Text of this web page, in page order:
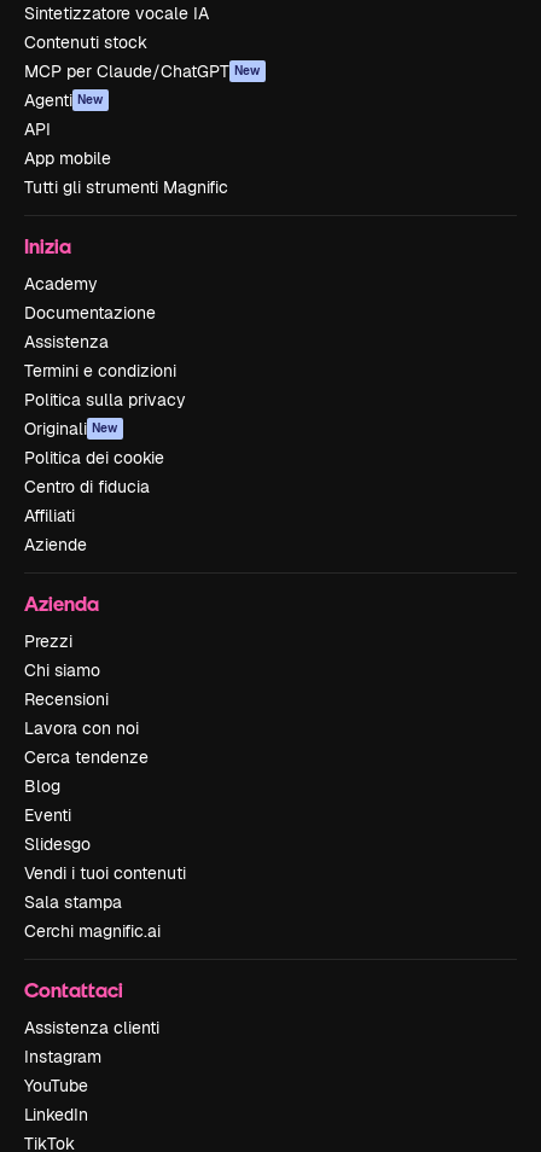
Sintetizzatore vocale IA
Contenuti stock
MCP per Claude/ChatGPT New
Agenti New
API
App mobile
Tutti gli strumenti Magnific
Inizia
Academy
Documentazione
Assistenza
Termini e condizioni
Politica sulla privacy
Originali New
Politica dei cookie
Centro di fiducia
Affiliati
Aziende
Azienda
Prezzi
Chi siamo
Recensioni
Lavora con noi
Cerca tendenze
Blog
Eventi
Slidesgo
Vendi i tuoi contenuti
Sala stampa
Cerchi magnific.ai
Contattaci
Assistenza clienti
Instagram
YouTube
LinkedIn
TikTok